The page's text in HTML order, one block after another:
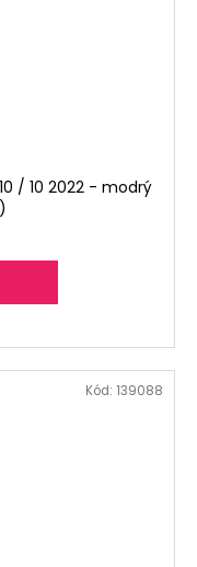
/ 10 2022 - modrý
Kód: 139088